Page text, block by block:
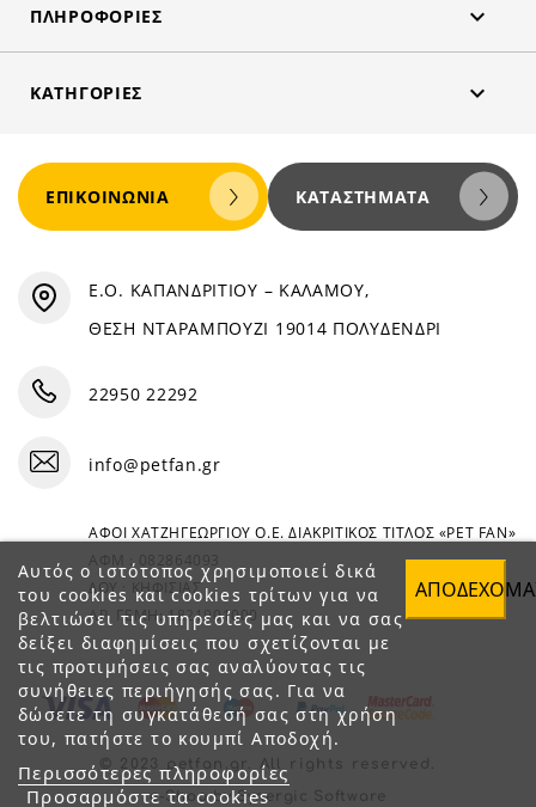
ΠΛΗΡΟΦΟΡΊΕΣ 
ΚΑΤΗΓΟΡΊΕΣ 
Αυτός ο ιστότοπος χρησιμοποιεί δικά
του cookies και cookies τρίτων για να
βελτιώσει τις υπηρεσίες μας και να σας
δείξει διαφημίσεις που σχετίζονται με
τις προτιμήσεις σας αναλύοντας τις
συνήθειες περιήγησής σας. Για να
δώσετε τη συγκατάθεσή σας στη χρήση
του, πατήστε το κουμπί Αποδοχή.
Περισσότερες πληροφορίες
Προσαρμόστε τα cookies
ΕΠΙΚΟΙΝΩΝΊΑ ΚΑΤΑΣΤΉΜΑΤΑ
Ε.Ο. ΚΑΠΑΝΔΡΙΤΙΟΥ – ΚΑΛΑΜΟΥ,
ΘΕΣΗ ΝΤΑΡΑΜΠΟΥΖΙ 19014 ΠΟΛΥΔΕΝΔΡΙ
22950 22292
info@petfan.gr
ΑΦΟΙ ΧΑΤΖΗΓΕΩΡΓΙΟΥ Ο.Ε. ΔΙΑΚΡΙΤΙΚΟΣ ΤΙΤΛΟΣ «PET FAN»
ΑΦΜ : 082864093
ΔΟΥ : ΚΗΦΙΣΙΑΣ
ΑΡ. ΓΕΜΗ: 1821901000
© 2023 petfan.gr. All rights reserved.
e-Shop by Synergic Software